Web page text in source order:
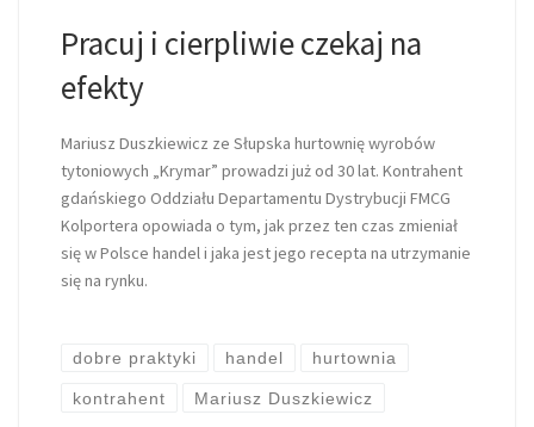
Pracuj i cierpliwie czekaj na
efekty
Mariusz Duszkiewicz ze Słupska hurtownię wyrobów
tytoniowych „Krymar” prowadzi już od 30 lat. Kontrahent
gdańskiego Oddziału Departamentu Dystrybucji FMCG
Kolportera opowiada o tym, jak przez ten czas zmieniał
się w Polsce handel i jaka jest jego recepta na utrzymanie
się na rynku.
dobre praktyki handel hurtownia
kontrahent Mariusz Duszkiewicz